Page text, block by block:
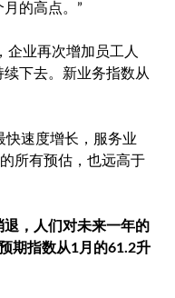
的高点。”
企业再次增加员工人
下去。新业务指数从
快速度增长，服务业
所有预估，也远高于
，人们对未来一年的
期指数从1月的61.2升